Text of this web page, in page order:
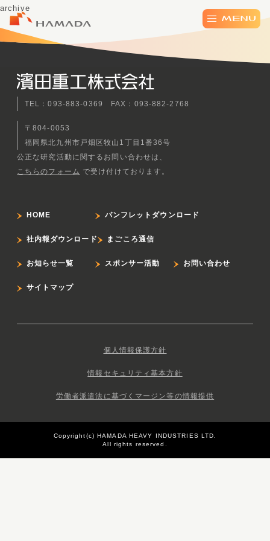
archive
TEL：093-883-0369 FAX：093-882-2768
〒804-0053
福岡県北九州市戸畑区牧山1丁目1番36号
公正な研究活動に関するお問い合わせは、
こちらのフォーム で受け付けております。
HOME パンフレットダウンロード
社内報ダウンロード まごころ通信
お知らせ一覧 スポンサー活動 お問い合わせ
サイトマップ
個人情報保護方針
情報セキュリティ基本方針
労働者派遣法に基づくマージン等の情報提供
Copyright(c) HAMADA HEAVY INDUSTRIES LTD.
All rights reserved.